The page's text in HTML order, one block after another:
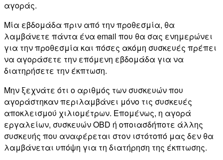
αγοράς.
Μία εβδομάδα πριν από την προθεσμία, θα
λαμβάνετε πάντα ένα email που θα σας ενημερώνει
για την προθεσμία και πόσες ακόμη συσκευές πρέπει
να αγοράσετε την επόμενη εβδομάδα για να
διατηρήσετε την έκπτωση.
Μην ξεχνάτε ότι ο αριθμός των συσκευών που
αγοράστηκαν περιλαμβάνει μόνο τις συσκευές
αποκλεισμού χιλιομέτρων. Επομένως, η αγορά
εργαλείων, συσκευών OBD ή οποιασδήποτε άλλης
συσκευής που αναφέρεται στον ιστότοπό μας δεν θα
λαμβάνεται υπόψη για τη διατήρηση της έκπτωσης.